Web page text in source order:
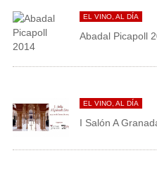
EL VINO, AL DÍA
Abadal Picapoll
EL VINO, AL DÍA
I Salón A